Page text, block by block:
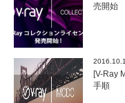
売開始
[V-Ray
手順